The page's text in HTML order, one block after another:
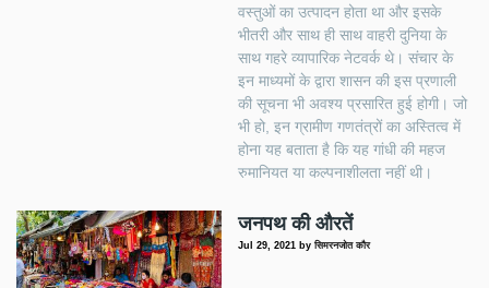
वस्तुओं का उत्पादन होता था और इसके
भीतरी और साथ ही साथ वाहरी दुनिया के
साथ गहरे व्यापारिक नेटवर्क थे। संचार के
इन माध्यमों के द्वारा शासन की इस प्रणाली
की सूचना भी अवश्य प्रसारित हुई होगी। जो
भी हो, इन ग्रामीण गणतंत्रों का अस्तित्व में
होना यह बताता है कि यह गांधी की महज
रुमानियत या कल्पनाशीलता नहीं थी।
जनपथ की औरतें
Jul 29, 2021 byसिमरनजोत कौर